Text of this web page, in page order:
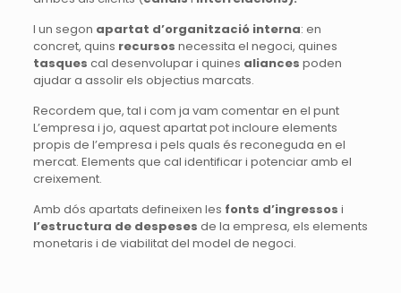
I un segon apartat d’organització interna: en
concret, quins recursos necessita el negoci, quines
tasques cal desenvolupar i quines aliances poden
ajudar a assolir els objectius marcats.
Recordem que, tal i com ja vam comentar en el punt
L’empresa i jo, aquest apartat pot incloure elements
propis de l’empresa i pels quals és reconeguda en el
mercat. Elements que cal identificar i potenciar amb el
creixement.
Amb dós apartats defineixen les fonts d’ingressos i
l’estructura de despeses de la empresa, els elements
monetaris i de viabilitat del model de negoci.